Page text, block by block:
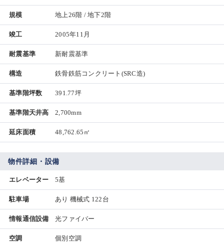
規模 地上26階 / 地下2階
竣工 2005年11月
耐震基準 新耐震基準
構造 鉄骨鉄筋コンクリート(SRC造)
基準階坪数 391.77坪
基準階天井高 2,700mm
延床面積 48,762.65㎡
物件詳細・設備
エレベーター 5基
駐車場 あり 機械式 122台
情報通信設備 光ファイバー
空調 個別空調